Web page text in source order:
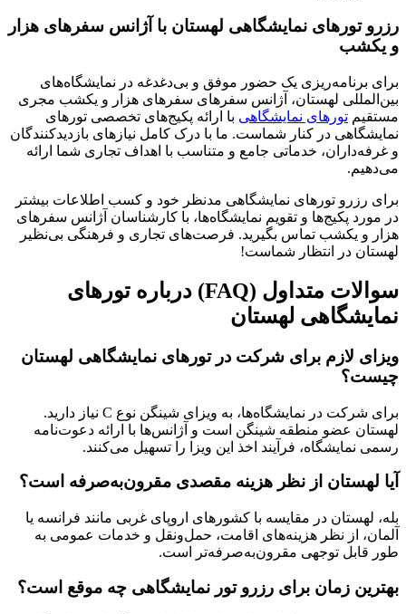
رزرو تورهای نمایشگاهی لهستان با آژانس سفرهای هزار
و یکشب
برای برنامه‌ریزی یک حضور موفق و بی‌دغدغه در نمایشگاه‌های
بین‌المللی لهستان، آژانس سفرهای سفرهای هزار و یکشب مجری
مستقیم تورهای نمایشگاهی با ارائه پکیج‌های تخصصی تورهای
نمایشگاهی در کنار شماست. ما با درک کامل نیازهای بازدیدکنندگان
و غرفه‌داران، خدماتی جامع و متناسب با اهداف تجاری شما ارائه
می‌دهیم.
برای رزرو تورهای نمایشگاهی مدنظر خود و کسب اطلاعات بیشتر
در مورد پکیج‌ها و تقویم نمایشگاه‌ها، با کارشناسان آژانس سفرهای
هزار و یکشب تماس بگیرید. فرصت‌های تجاری و فرهنگی بی‌نظیر
لهستان در انتظار شماست!
سوالات متداول (FAQ) درباره تورهای
نمایشگاهی لهستان
ویزای لازم برای شرکت در تورهای نمایشگاهی لهستان
چیست؟
برای شرکت در نمایشگاه‌ها، به ویزای شینگن نوع C نیاز دارید.
لهستان عضو منطقه شینگن است و آژانس‌ها با ارائه دعوت‌نامه
رسمی نمایشگاه، فرآیند اخذ این ویزا را تسهیل می‌کنند.
آیا لهستان از نظر هزینه مقصدی مقرون‌به‌صرفه است؟
بله، لهستان در مقایسه با کشورهای اروپای غربی مانند فرانسه یا
آلمان، از نظر هزینه‌های اقامت، حمل‌ونقل و خدمات عمومی به
طور قابل توجهی مقرون‌به‌صرفه‌تر است.
بهترین زمان برای رزرو تور نمایشگاهی چه موقع است؟